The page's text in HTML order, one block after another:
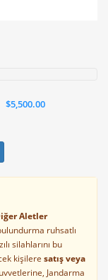
$5,500.00
Aletler
ruhsatlı
silahlarını bu
kişilere satış veya
Jandarma